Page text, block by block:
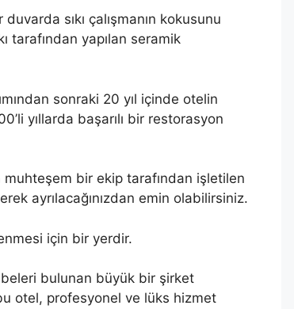
sıkı çalışmanın kokusunu
tarafından yapılan seramik
sonraki 20 yıl içinde otelin
yıllarda başarılı bir restorasyon
bir ekip tarafından işletilen
ayrılacağınızdan emin olabilirsiniz.
için bir yerdir.
bulunan büyük bir şirket
otel, profesyonel ve lüks hizmet